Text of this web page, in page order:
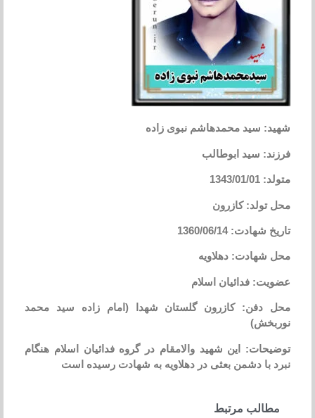
شهید: سید محمدهاشم نبوی زاده
فرزند: سید ابوطالب
متولد: 1343/01/01
محل تولد: کازرون
تاریخ شهادت: 1360/06/14
محل شهادت: دهلاویه
عضویت: فدائیان اسلام
محل دفن: کازرون گلستان شهدا (امام زاده سید محمد
نوربخش)
توضیحات: این شهید والامقام در گروه فدائیان اسلام هنگام
نبرد با دشمن بعثی در دهلاویه به شهادت رسیده است
مطالب مرتبط